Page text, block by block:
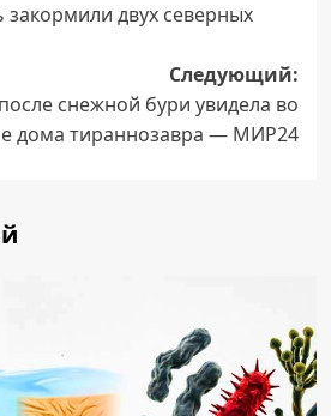
двух северных
Следующий:
снежной бури увидела во
дома тираннозавра — МИР24